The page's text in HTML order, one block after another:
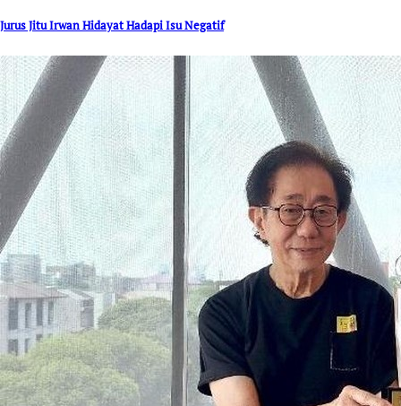
Jurus Jitu Irwan Hidayat Hadapi Isu Negatif